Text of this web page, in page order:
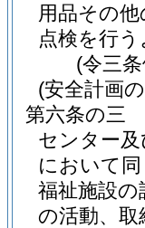
用品その
点検を行
(令三
(安全計画
第六条の三
センター
において
福祉施設の
の活動、